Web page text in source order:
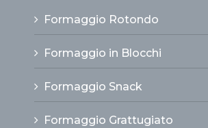
Formaggio Rotondo
Formaggio in Blocchi
Formaggio Snack
Formaggio Grattugiato